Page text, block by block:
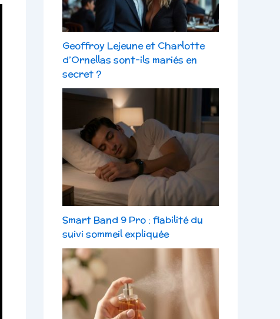
Geoffroy Lejeune et Charlotte
d’Ornellas sont-ils mariés en
secret ?
Smart Band 9 Pro : fiabilité du
suivi sommeil expliquée